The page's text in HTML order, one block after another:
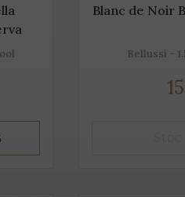
Blanc de Noir
Bellussi -